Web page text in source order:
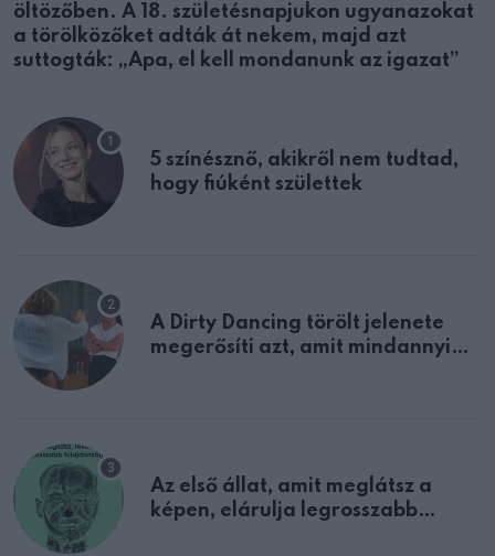
öltözőben. A 18. születésnapjukon ugyanazokat
a törölközőket adták át nekem, majd azt
suttogták: „Apa, el kell mondanunk az igazat”
5 színésznő, akikről nem tudtad,
hogy fiúként születtek
A Dirty Dancing törölt jelenete
megerősíti azt, amit mindannyian
Az első állat, amit meglátsz a
képen, elárulja legrosszabb